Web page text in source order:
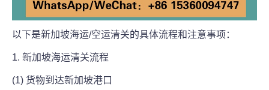
以下是新加坡海运/空运清关的具体流程和注意事项：
1. 新加坡海运清关流程
(1) 货物到达新加坡港口